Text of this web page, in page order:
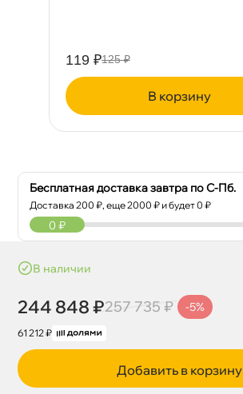
119 ₽125 ₽
корзину
Бесплатная доставка завтра по С-Пб.
Доставка200 ₽, еще2000 ₽ и будет 0 ₽
0 ₽
наличии
244 848 ₽257 735 ₽ -5%
61 212 ₽
Добавить в корзину